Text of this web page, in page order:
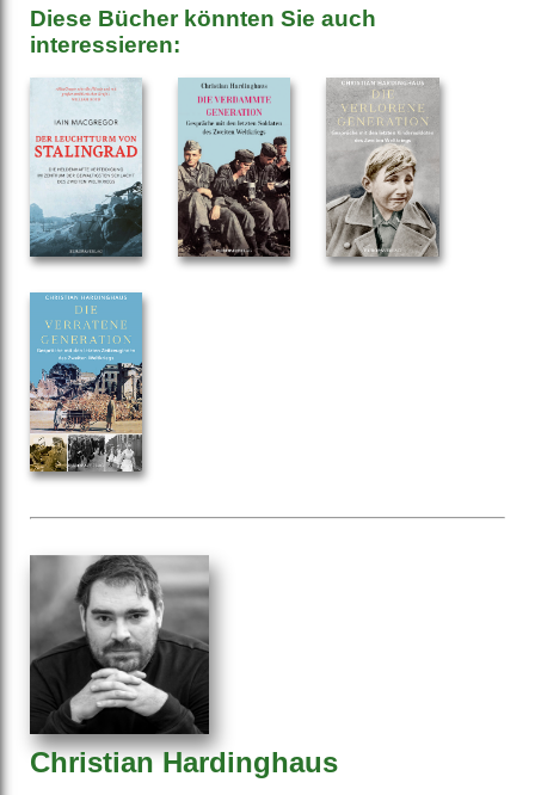
Diese Bücher könnten Sie auch
interessieren:
Christian Hardinghaus